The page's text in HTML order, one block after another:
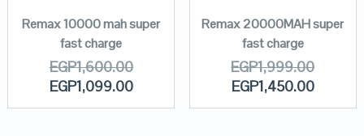
Remax 20000MAH super
fast charge
EGP1,999.00
EGP1,450.00
Remax 10000 mah super
fast charge
EGP1,600.00
EGP1,099.00